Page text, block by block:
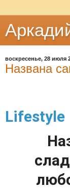
воскресенье, 28 июля
Названа
Lifestyle